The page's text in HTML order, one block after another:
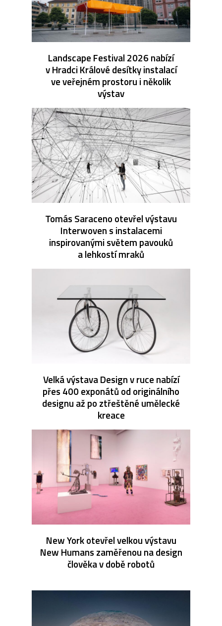
Landscape Festival 2026 nabízí
v Hradci Králové desítky instalací
ve veřejném prostoru i několik
výstav
Tomás Saraceno otevřel výstavu
Interwoven s instalacemi
inspirovanými světem pavouků
a lehkostí mraků
Velká výstava Design v ruce nabízí
přes 400 exponátů od originálního
designu až po ztřeštěné umělecké
kreace
New York otevřel velkou výstavu
New Humans zaměřenou na design
člověka v době robotů